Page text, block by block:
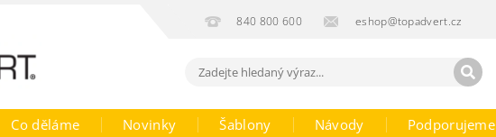
840 800 600 eshop@topadvert.cz
Co děláme Novinky Šablony Návody Podporujeme